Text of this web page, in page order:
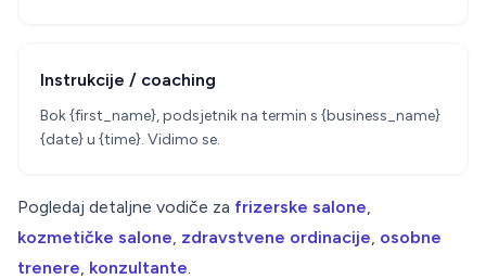
Instrukcije / coaching
Bok {first_name}, podsjetnik na termin s {business_name}
{date} u {time}. Vidimo se.
Pogledaj detaljne vodiče za frizerske salone,
kozmetičke salone, zdravstvene ordinacije, osobne
trenere, konzultante.